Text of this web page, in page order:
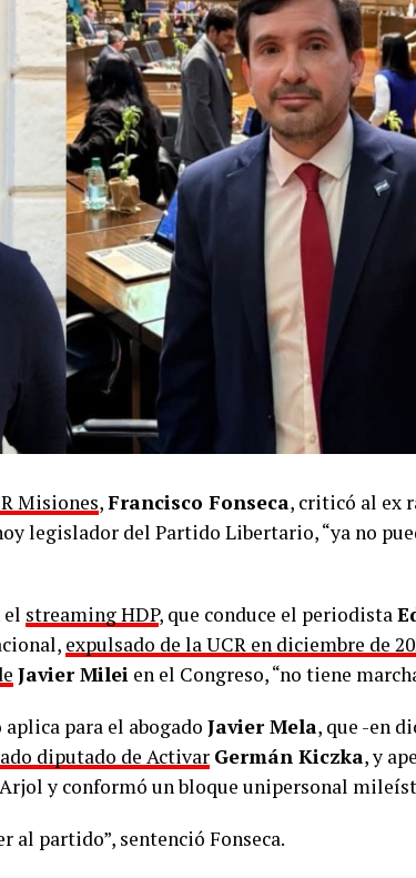
Misiones,Francisco Fonseca, criticó al ex
legislador del Partido Libertario, “ya no
el streaming HDP, que conduce el periodista
expulsado de la UCR en diciembre de
Javier Milei en el Congreso, “no tiene
para el abogado Javier Mela, que -en
diputado de Activar Germán Kiczka, y
y conformó un bloque unipersonal
al partido”, sentenció Fonseca.